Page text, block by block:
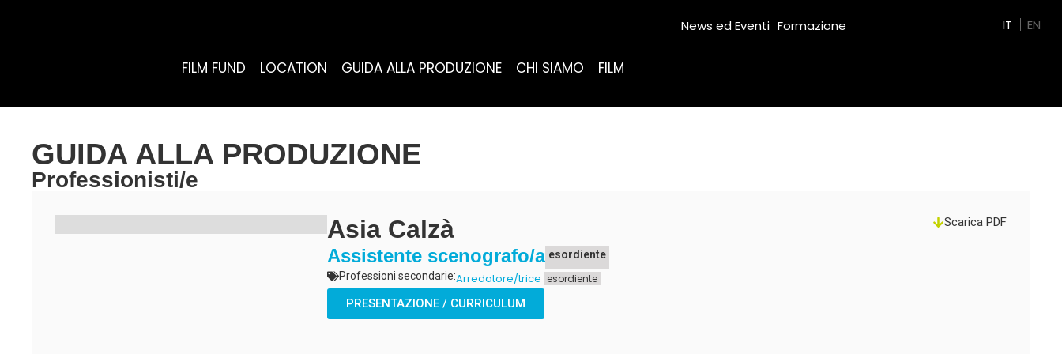
FILM FUND LOCATION GUIDA ALLA PRODUZIONE CHI SIAMO FILM
News ed Eventi Formazione IT EN
GUIDA ALLA PRODUZIONE
Professionisti/e
Scarica PDF
Asia Calzà
Assistente scenografo/a esordiente
Professioni secondarie:Arredatore/trice esordiente
PRESENTAZIONE / CURRICULUM